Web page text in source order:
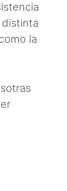
distinta
la